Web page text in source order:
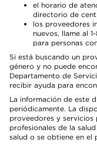
el horario de
directorio de
los proveedores
nuevos, llame al
para personas
Si está buscando un
género y no puede
Departamento de
recibir ayuda para
La información de este
periódicamente. La
proveedores y servicios
profesionales de la
salud o se obtiene en el